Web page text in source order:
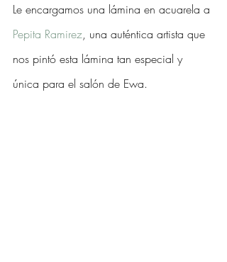
Le encargamos una lámina en acuarela a
Pepita Ramirez, una auténtica artista que
nos pintó esta lámina tan especial y
única para el salón de Ewa.